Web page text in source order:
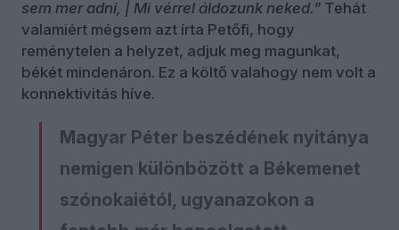
sem mer adni, | Mi vérrel áldozunk neked.” Tehát
valamiért mégsem azt írta Petőfi, hogy
reménytelen a helyzet, adjuk meg magunkat,
békét mindenáron. Ez a költő valahogy nem volt a
konnektivitás híve.
Magyar Péter beszédének nyitánya
nemigen különbözött a Békemenet
szónokaiétól, ugyanazokon a